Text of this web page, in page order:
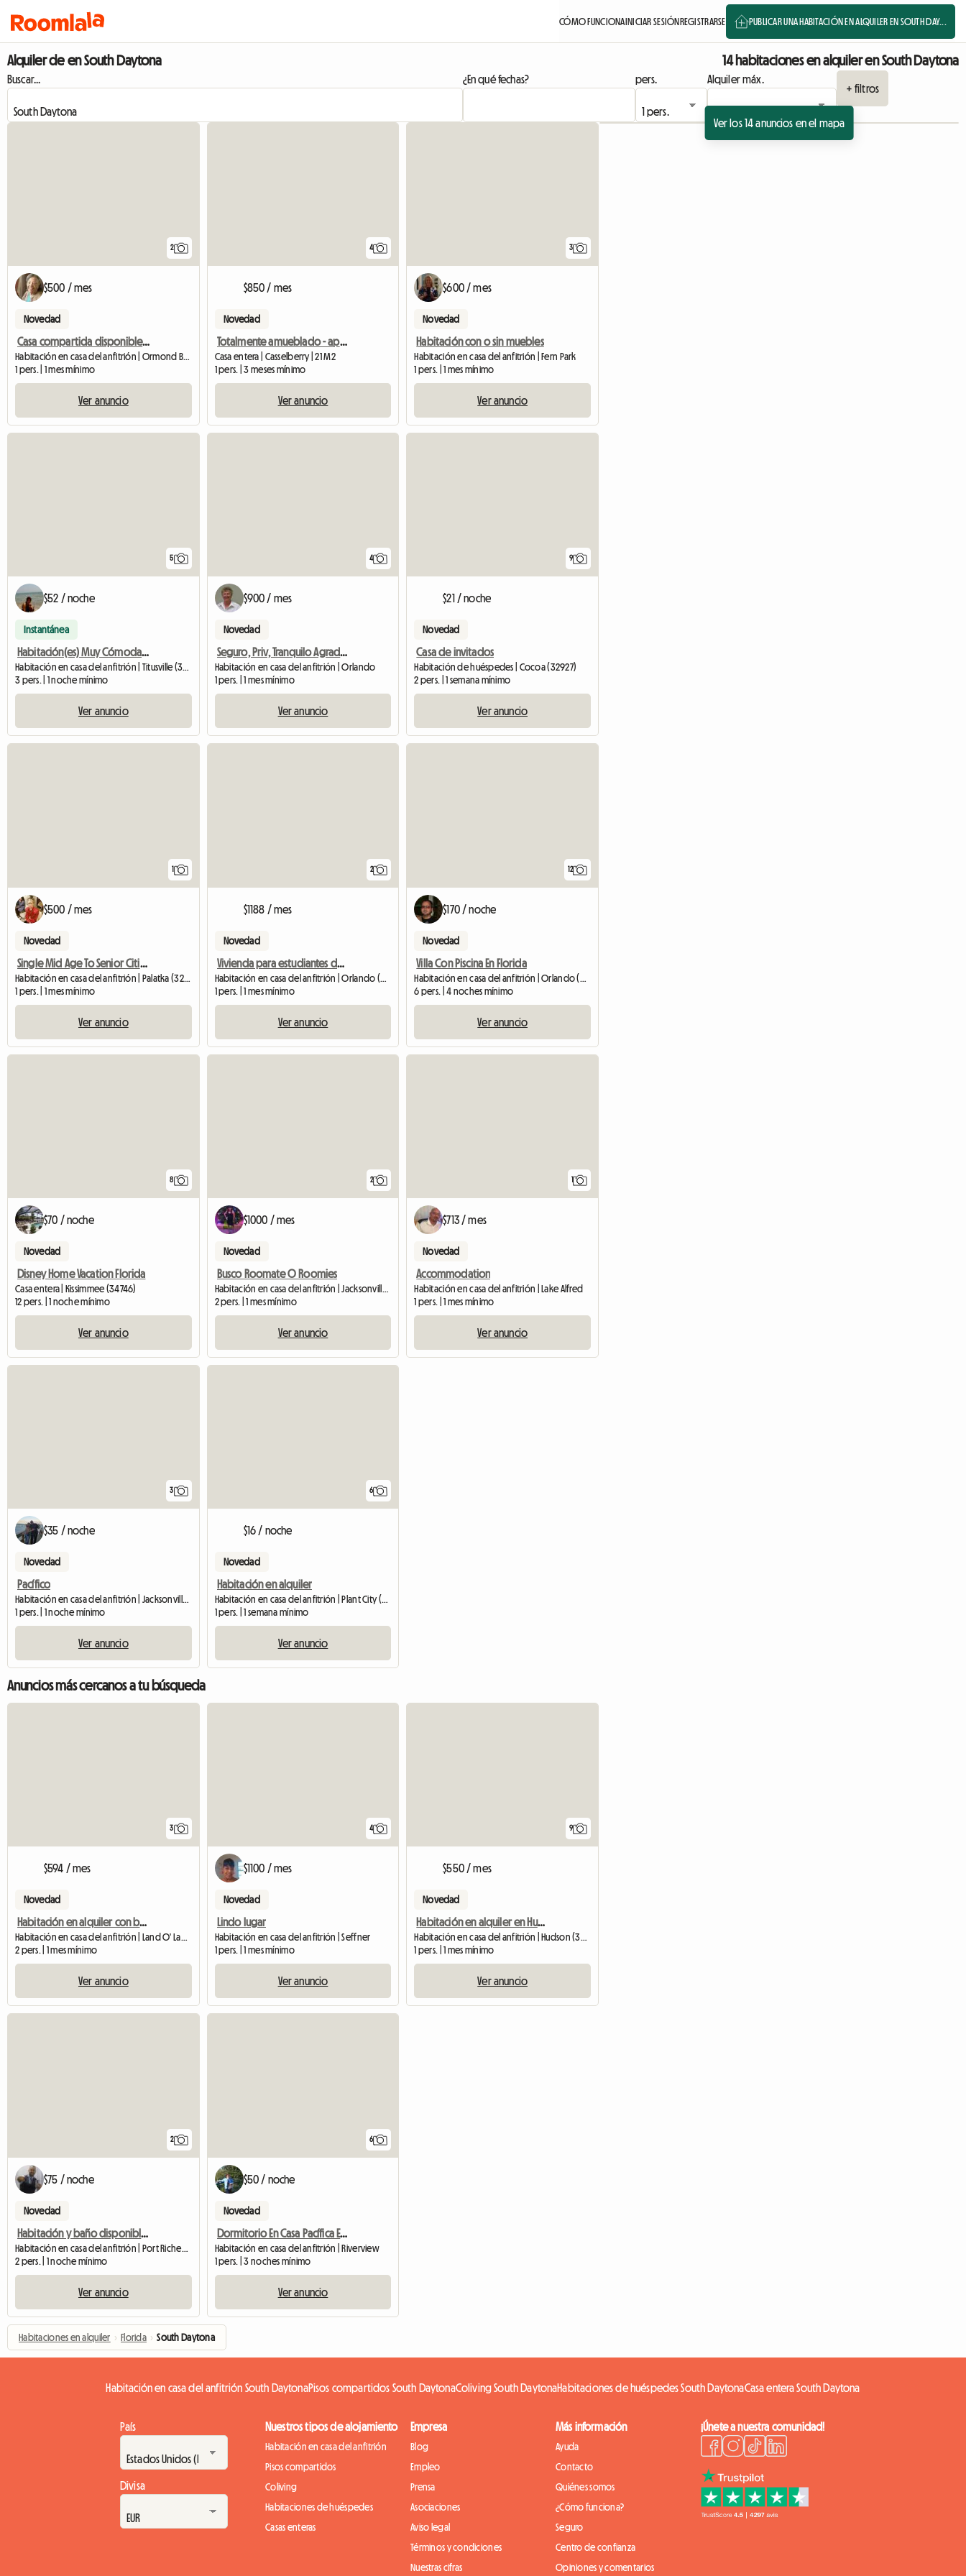
CÓMO FUNCIONAINICIAR SESIÓNREGISTRARSE PUBLICAR UNA HABITACIÓN EN ALQUILER EN SOUTH DAY...
Alquiler de en South Daytona 14 habitaciones en alquiler en South Daytona
Buscar... ¿En qué fechas? pers.
Alquiler máx.
+ filtros
Ver los 14 anuncios en el mapa
2
$500 / mes
Novedad
Casa compartida disponible en Bear Creek
Habitación en casa del anfitrión | Ormond Beach (32174)
1 pers. | 1 mes mínimo
Ver anuncio
4
$850 / mes
Novedad
Totalmente amueblado - apartamento
Casa entera | Casselberry | 21 M2
1 pers. | 3 meses mínimo
Ver anuncio
3
$600 / mes
Novedad
Habitación con o sin muebles
Habitación en casa del anfitrión | Fern Park
1 pers. | 1 mes mínimo
Ver anuncio
5
$52 / noche
Instantánea
Habitación(es) Muy Cómoda(s) En Casa Completamente Renovada
Habitación en casa del anfitrión | Titusville (32780)
3 pers. | 1 noche mínimo
Ver anuncio
4
$900 / mes
Novedad
Seguro, Priv, Tranquilo Agradable
Habitación en casa del anfitrión | Orlando
1 pers. | 1 mes mínimo
Ver anuncio
9
$21 / noche
Novedad
Casa de invitados
Habitación de huéspedes | Cocoa (32927)
2 pers. | 1 semana mínimo
Ver anuncio
1
$500 / mes
Novedad
Single Mid Age To Senior Citizen Roomate Wanted
Habitación en casa del anfitrión | Palatka (32177)
1 pers. | 1 mes mínimo
Ver anuncio
2
$1188 / mes
Novedad
Vivienda para estudiantes de España
1 pers. | 1 mes mínimo
Ver anuncio
12
$170 / noche
Novedad
Villa Con Piscina En Florida
6 pers. | 4 noches mínimo
Ver anuncio
8
$70 / noche
Novedad
Disney Home Vacation Florida
Casa entera | Kissimmee (34746)
12 pers. | 1 noche mínimo
Ver anuncio
2
$1000 / mes
Novedad
Busco Roomate O Roomies
Habitación en casa del anfitrión | Jacksonville (32246)
2 pers. | 1 mes mínimo
Ver anuncio
1
$713 / mes
Novedad
Accommodation
Habitación en casa del anfitrión | Lake Alfred
1 pers. | 1 mes mínimo
Ver anuncio
3
$35 / noche
Novedad
Pacífico
Habitación en casa del anfitrión | Jacksonville (32208)
1 pers. | 1 noche mínimo
Ver anuncio
6
$16 / noche
Novedad
Habitación en alquiler
Habitación en casa del anfitrión | Plant City (33566)
1 pers. | 1 semana mínimo
Ver anuncio
Anuncios más cercanos a tu búsqueda
3
$594 / mes
Novedad
Habitación en alquiler con baño privado
Habitación en casa del anfitrión | Land O' Lakes (34639)
2 pers. | 1 mes mínimo
Ver anuncio
4
$1100 / mes
Novedad
Lindo lugar
Habitación en casa del anfitrión | Seffner
1 pers. | 1 mes mínimo
Ver anuncio
9
$550 / mes
Novedad
Habitación en alquiler en Hudson, Florida
Habitación en casa del anfitrión | Hudson (34669)
1 pers. | 1 mes mínimo
Ver anuncio
2
$75 / noche
Novedad
Habitación y baño disponibles
Habitación en casa del anfitrión | Port Richey (34668)
2 pers. | 1 noche mínimo
Ver anuncio
6
$50 / noche
Novedad
Dormitorio En Casa Pacífica En 55 Plus Mfg Community
Habitación en casa del anfitrión | Riverview
1 pers. | 3 noches mínimo
Ver anuncio
Habitaciones en alquiler › Florida › South Daytona
Habitación en casa del anfitrión South DaytonaPisos compartidos South DaytonaColiving South DaytonaHabitaciones de huéspedes South DaytonaCasa entera South Daytona
País
Divisa
Nuestros tipos de alojamiento
Habitación en casa del anfitrión
Pisos compartidos
Coliving
Habitaciones de huéspedes
Casas enteras
Empresa
Blog
Empleo
Prensa
Asociaciones
Aviso legal
Términos y condiciones
Nuestras cifras
Más información
Ayuda
Contacto
Quiénes somos
¿Cómo funciona?
Seguro
Centro de confianza
Opiniones y comentarios
¡Únete a nuestra comunidad!